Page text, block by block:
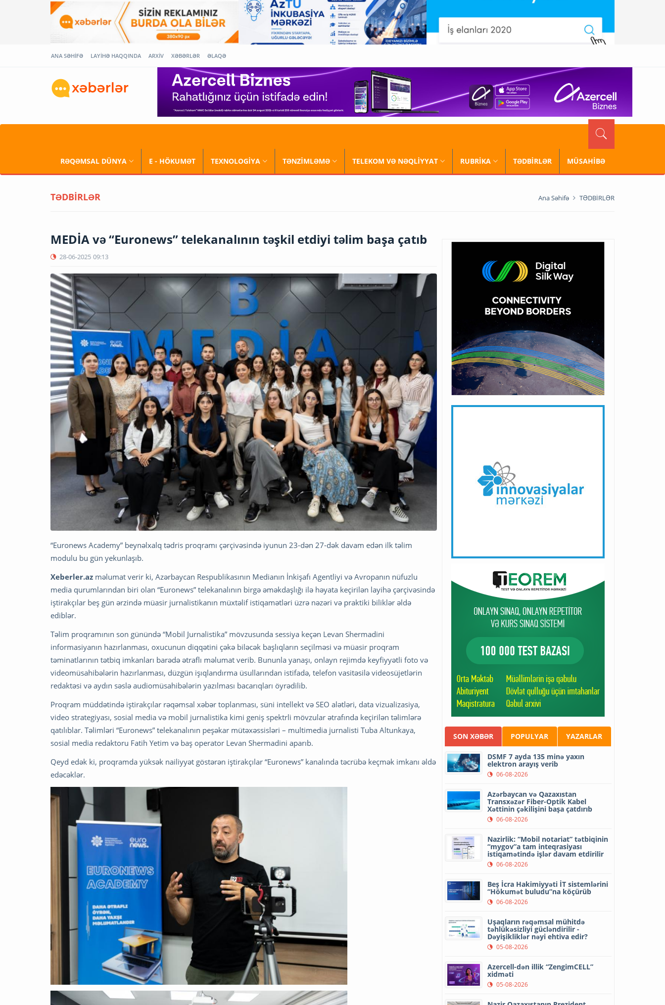
ANA SƏHİFƏ LAYİHƏ HAQQINDA ARXİV XƏBƏRLƏR ƏLAQƏ
RƏQƏMSAL DÜNYA E - HÖKUMƏT TEXNOLOGİYA TƏNZİMLƏMƏ TELEKOM VƏ NƏQLİYYAT RUBRİKA TƏDBİRLƏR MÜSAHİBƏ
TƏDBİRLƏR Ana Səhifə TƏDBİRLƏR
MEDİA və “Euronews” telekanalının təşkil etdiyi təlim başa çatıb
28-06-2025 09:13
“Euronews Academy” beynəlxalq tədris proqramı çərçivəsində iyunun 23-dən 27-dək davam edən ilk təlim
modulu bu gün yekunlaşıb.
Xeberler.az məlumat verir ki, Azərbaycan Respublikasının Medianın İnkişafı Agentliyi və Avropanın nüfuzlu
media qurumlarından biri olan “Euronews” telekanalının birgə əməkdaşlığı ilə həyata keçirilən layihə çərçivəsində
iştirakçılar beş gün ərzində müasir jurnalistikanın müxtəlif istiqamətləri üzrə nəzəri və praktiki biliklər əldə
ediblər.
Təlim proqramının son günündə “Mobil Jurnalistika” mövzusunda sessiya keçən Levan Shermadini
informasiyanın hazırlanması, oxucunun diqqətini çəkə biləcək başlıqların seçilməsi və müasir proqram
təminatlarının tətbiq imkanları barədə ətraflı məlumat verib. Bununla yanaşı, onlayn rejimdə keyfiyyətli foto və
videomüsahibələrin hazırlanması, düzgün işıqlandırma üsullarından istifadə, telefon vasitəsilə videosüjetlərin
redaktəsi və aydın səslə audiomüsahibələrin yazılması bacarıqları öyrədilib.
Proqram müddətində iştirakçılar rəqəmsal xəbər toplanması, süni intellekt və SEO alətləri, data vizualizasiya,
video strategiyası, sosial media və mobil jurnalistika kimi geniş spektrli mövzular ətrafında keçirilən təlimlərə
qatılıblar. Təlimləri “Euronews” telekanalının peşəkar mütəxəssisləri – multimedia jurnalisti Tuba Altunkaya,
sosial media redaktoru Fatih Yetim və baş operator Levan Shermadini aparıb.
Qeyd edək ki, proqramda yüksək nailiyyət göstərən iştirakçılar “Euronews” kanalında təcrübə keçmək imkanı əldə
edəcəklər.
SON XƏBƏR POPULYAR YAZARLAR
DSMF 7 ayda 135 minə yaxın
elektron arayış verib
06-08-2026
Azərbaycan və Qazaxıstan
Transxəzər Fiber-Optik Kabel
Xəttinin çəkilişini başa çatdırıb
06-08-2026
Nazirlik: “Mobil notariat” tətbiqinin
“mygov”a tam inteqrasiyası
istiqamətində işlər davam etdirilir
06-08-2026
Beş İcra Hakimiyyəti İT sistemlərini
“Hökumət buludu”na köçürüb
06-08-2026
Uşaqların rəqəmsal mühitdə
təhlükəsizliyi gücləndirilir -
Dəyişikliklər nəyi ehtiva edir?
05-08-2026
Azercell-dən illik “ZengimCELL”
xidməti
05-08-2026